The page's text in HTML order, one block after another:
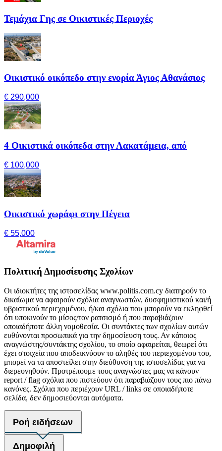
Τεμάχια Γης σε Οικιστικές Περιοχές
Οικιστικό οικόπεδο στην ενορία Άγιος Αθανάσιος
€ 290,000
4 Οικιστικά οικόπεδα στην Λακατάμεια, από
€ 100,000
Οικιστικό χωράφι στην Πέγεια
€ 55,000
Πολιτική Δημοσίευσης Σχολίων
Οι ιδιοκτήτες της ιστοσελίδας www.politis.com.cy διατηρούν το
δικαίωμα να αφαιρούν σχόλια αναγνωστών, δυσφημιστικού και/ή
υβριστικού περιεχομένου, ή/και σχόλια που μπορούν να εκληφθεί
ότι υποκινούν το μίσος/τον ρατσισμό ή που παραβιάζουν
οποιαδήποτε άλλη νομοθεσία. Οι συντάκτες των σχολίων αυτών
ευθύνονται προσωπικά για την δημοσίευση τους. Αν κάποιος
αναγνώστης/συντάκτης σχολίου, το οποίο αφαιρείται, θεωρεί ότι
έχει στοιχεία που αποδεικνύουν το αληθές του περιεχομένου του,
μπορεί να τα αποστείλει στην διεύθυνση της ιστοσελίδας για να
διερευνηθούν. Προτρέπουμε τους αναγνώστες μας να κάνουν
report / flag σχόλια που πιστεύουν ότι παραβιάζουν τους πιο πάνω
κανόνες. Σχόλια που περιέχουν URL / links σε οποιαδήποτε
σελίδα, δεν δημοσιεύονται αυτόματα.
Ροή ειδήσεων
Δημοφιλή